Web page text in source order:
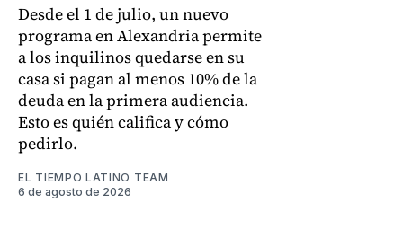
Desde el 1 de julio, un nuevo
programa en Alexandria permite
a los inquilinos quedarse en su
casa si pagan al menos 10% de la
deuda en la primera audiencia.
Esto es quién califica y cómo
pedirlo.
EL TIEMPO LATINO TEAM
6 de agosto de 2026